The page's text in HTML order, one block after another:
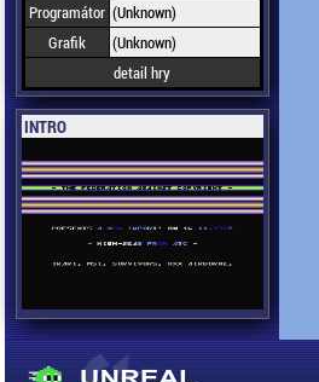
Programátor (Unknown)
Grafik
(Unknown)
detail hry
INTRO